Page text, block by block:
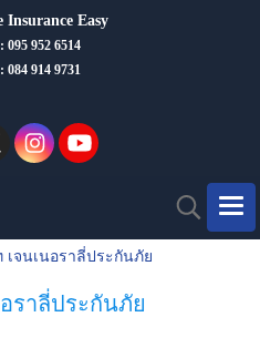
Insurance Easy
: 095 952 6514
084 914 9731
เจนเนอราลี่ประกันภัย
ราลี่ประกันภัย